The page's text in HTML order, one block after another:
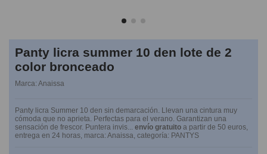
Panty licra summer 10 den lote de 2
color bronceado
Marca: Anaissa
Panty licra Summer 10 den sin demarcación. Llevan una cintura muy
cómoda que no aprieta. Perfectas para el verano. Garantizan una
sensación de frescor. Puntera invis... envío gratuito a partir de 50 euros,
entrega en 24 horas, marca: Anaissa, categoría: PANTYS